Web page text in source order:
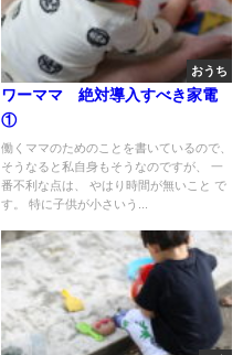
おうち
ワーママ 絶対導入すべき家電
①
働くママのためのことを書いているので、
そうなると私自身もそうなのですが、 一
番不利な点は、 やはり時間が無いこと で
す。 特に子供が小さいう...